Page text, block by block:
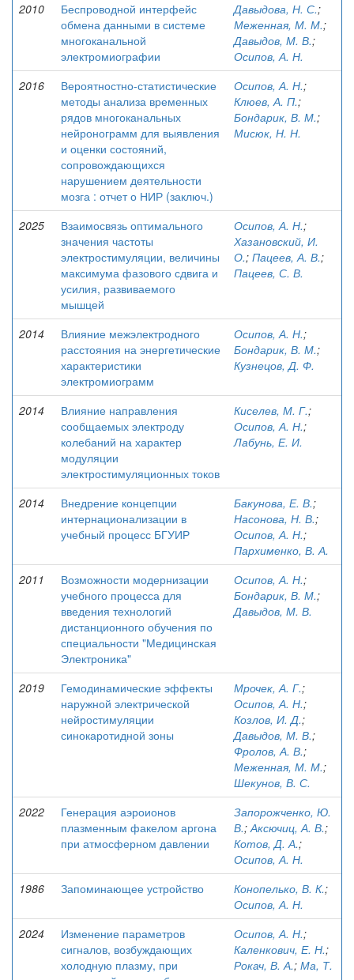
2010
Беспроводной интерфейс
обмена данными в системе
многоканальной
электромиографии
Давыдова, Н. С.;
Меженная, М. М.;
Давыдов, М. В.;
Осипов, А. Н.
2016
Вероятностно-статистические
методы анализа временных
рядов многоканальных
нейронограмм для выявления
и оценки состояний,
сопровождающихся
нарушением деятельности
мозга : отчет о НИР (заключ.)
Осипов, А. Н.;
Клюев, А. П.;
Бондарик, В. М.;
Мисюк, Н. Н.
2025
Взаимосвязь оптимального
значения частоты
электростимуляции, величины
максимума фазового сдвига и
усилия, развиваемого
мышцей
Осипов, А. Н.;
Хазановский, И.
О.; Пацеев, А. В.;
Пацеев, С. В.
2014
Влияние межэлектродного
расстояния на энергетические
характеристики
электромиограмм
Осипов, А. Н.;
Бондарик, В. М.;
Кузнецов, Д. Ф.
2014
Влияние направления
сообщаемых электроду
колебаний на характер
модуляции
электростимуляционных токов
Киселев, М. Г.;
Осипов, А. Н.;
Лабунь, Е. И.
2014
Внедрение концепции
интернационализации в
учебный процесс БГУИР
Бакунова, Е. В.;
Насонова, Н. В.;
Осипов, А. Н.;
Пархименко, В. А.
2011
Возможности модернизации
учебного процесса для
введения технологий
дистанционного обучения по
специальности "Медицинская
Электроника"
Осипов, А. Н.;
Бондарик, В. М.;
Давыдов, М. В.
2019
Гемодинамические эффекты
наружной электрической
нейростимуляции
синокаротидной зоны
Мрочек, А. Г.;
Осипов, А. Н.;
Козлов, И. Д.;
Давыдов, М. В.;
Фролов, А. В.;
Меженная, М. М.;
Шекунов, В. С.
2022
Генерация аэроионов
плазменным факелом аргона
при атмосферном давлении
Запорожченко, Ю.
В.;Аксючиц, А. В.;
Котов, Д. А.;
Осипов, А. Н.
1986
Запоминающее устройство Конопелько, В. К.;
Осипов, А. Н.
2024
Изменение параметров
сигналов, возбуждающих
холодную плазму, при
Осипов, А. Н.;
Каленкович, Е. Н.;
Рокач, В. А.; Ма, Т.